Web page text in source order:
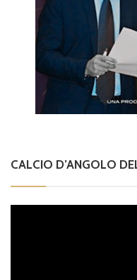
CALCIO D’ANGOLO